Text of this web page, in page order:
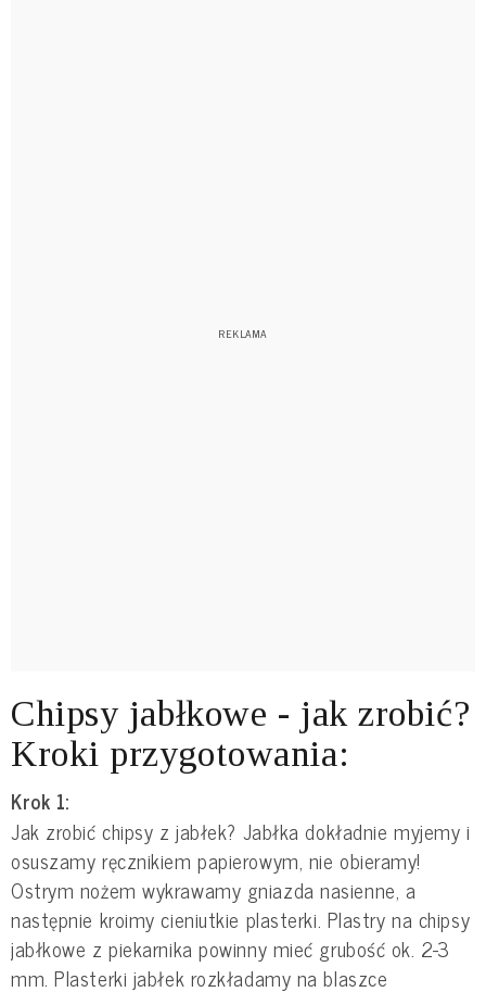
Chipsy jabłkowe - jak zrobić?
Kroki przygotowania:
Krok 1:
Jak zrobić chipsy z jabłek? Jabłka dokładnie myjemy i
osuszamy ręcznikiem papierowym, nie obieramy!
Ostrym nożem wykrawamy gniazda nasienne, a
następnie kroimy cieniutkie plasterki. Plastry na chipsy
jabłkowe z piekarnika powinny mieć grubość ok. 2-3
mm. Plasterki jabłek rozkładamy na blaszce